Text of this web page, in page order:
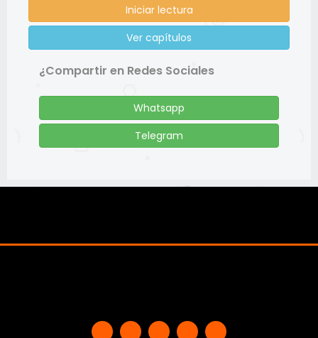
Iniciar lectura
Ver capítulos
¿Compartir en Redes Sociales
Whatsapp
Telegram